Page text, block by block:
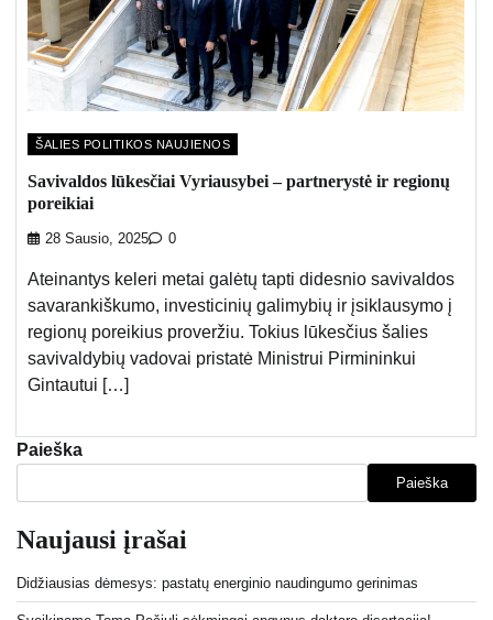
ŠALIES POLITIKOS NAUJIENOS
Savivaldos lūkesčiai Vyriausybei – partnerystė ir regionų
poreikiai
28 Sausio, 2025 0
Ateinantys keleri metai galėtų tapti didesnio savivaldos
savarankiškumo, investicinių galimybių ir įsiklausymo į
regionų poreikius proveržiu. Tokius lūkesčius šalies
savivaldybių vadovai pristatė Ministrui Pirmininkui
Gintautui […]
Paieška
Paieška
Naujausi įrašai
Didžiausias dėmesys: pastatų energinio naudingumo gerinimas